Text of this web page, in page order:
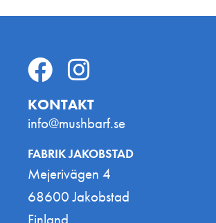
KONTAKT
info@mushbarf.se
FABRIK JAKOBSTAD
Mejerivägen 4
68600 Jakobstad